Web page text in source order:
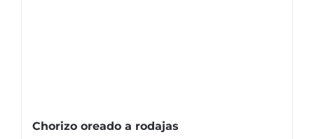
Chorizo oreado a rodajas